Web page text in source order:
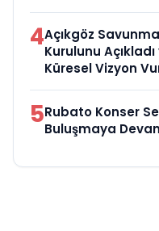
4Açıkgöz
Kurulunu
Küresel Vizyon
5Rubato Konser
Buluşmaya